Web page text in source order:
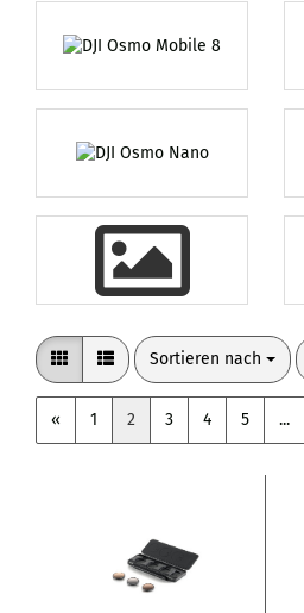
Sortieren nach
Sortieren nach
« 1 2 3 4 5 ...